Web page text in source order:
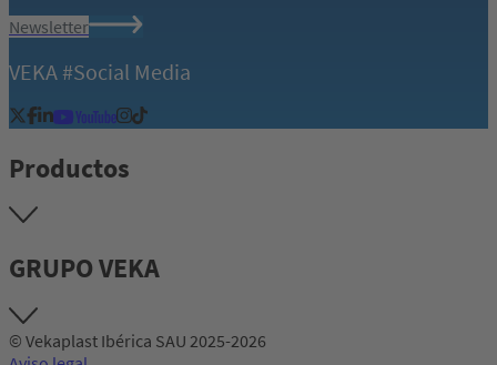
Newsletter
VEKA #Social Media
Productos
GRUPO VEKA
© Vekaplast Ibérica SAU 2025-2026